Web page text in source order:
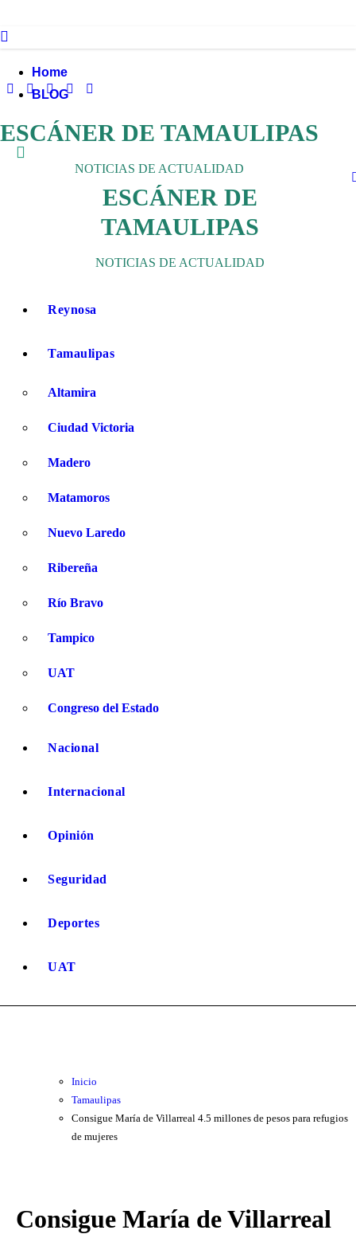
al
Home
BLOG
ESCÁNER DE TAMAULIPAS
NOTICIAS DE ACTUALIDAD
ESCÁNER DE
TAMAULIPAS
NOTICIAS DE ACTUALIDAD
Reynosa
Tamaulipas
Altamira
Ciudad Victoria
Madero
Matamoros
Nuevo Laredo
Ribereña
Río Bravo
Tampico
UAT
Congreso del Estado
Nacional
Internacional
Opinión
Seguridad
Deportes
UAT
Inicio
Tamaulipas
Consigue María de Villarreal 4.5 millones de pesos para refugios
de mujeres
Consigue María de Villarreal